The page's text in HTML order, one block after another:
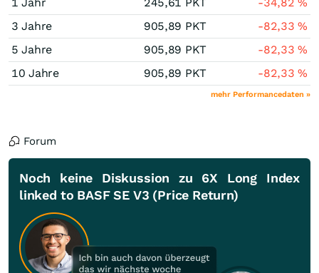
3 Jahre
905,89 PKT -82,33%
5 Jahre
905,89 PKT -82,33%
10 Jahre
905,89 PKT -82,33%
mehr Performancedaten »
Forum
Noch keine Diskussion zu 6X Long Index
linked to BASF SE V3 (Price Return)